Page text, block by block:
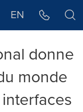
EN
donne
monde